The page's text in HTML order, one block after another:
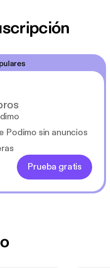
Podimo sin anuncios
Prueba gratis